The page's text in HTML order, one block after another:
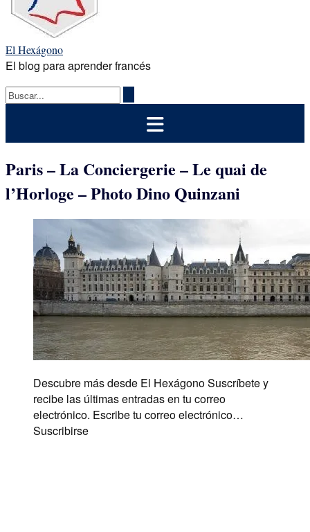
El Hexágono
El blog para aprender francés
Paris – La Conciergerie – Le quai de
l’Horloge – Photo Dino Quinzani
Descubre más desde El Hexágono Suscríbete y
recibe las últimas entradas en tu correo
electrónico. Escribe tu correo electrónico…
Suscribirse